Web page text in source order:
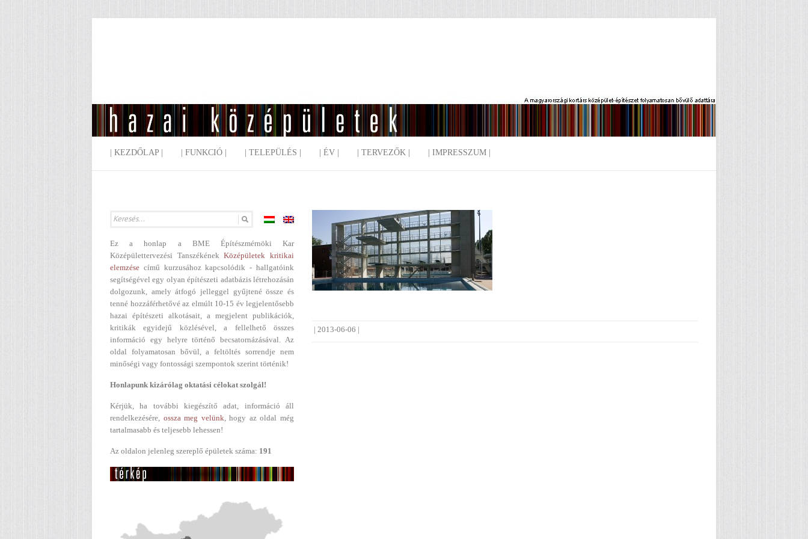
| KEZDŐLAP | | FUNKCIÓ | | TELEPÜLÉS | | ÉV | | TERVEZŐK | | IMPRESSZUM |
|2013-06-06 |
Ez a honlap a BME Építészmérnöki Kar
Középülettervezési TanszékénekKözépületek kritikai
elemzése című kurzusához kapcsolódik - hallgatóink
segítségével egy olyan építészeti adatbázis létrehozásán
dolgozunk, amely átfogó jelleggel gyűjtené össze és
tenné hozzáférhetővé az elmúlt 10-15 év legjelentősebb
hazai építészeti alkotásait, a megjelent publikációk,
kritikák egyidejű közlésével, a fellelhető összes
információ egy helyre történő becsatornázásával. Az
oldal folyamatosan bővül, a feltöltés sorrendje nem
minőségi vagy fontossági szempontok szerint történik!
Honlapunk kizárólag oktatási célokat szolgál!
Kérjük, ha további kiegészítő adat, információ áll
rendelkezésére, ossza meg velünk, hogy az oldal még
tartalmasabb és teljesebb lehessen!
Az oldalon jelenleg szereplő épületek száma: 191